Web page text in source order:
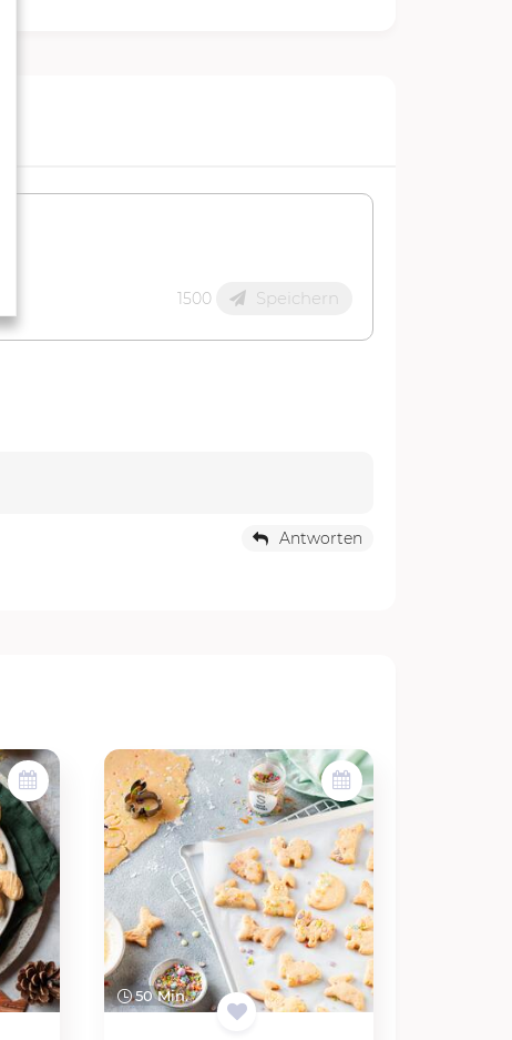
1500 Speichern
Antworten
50 Min.